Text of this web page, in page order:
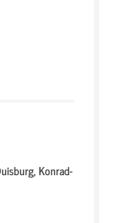
Konrad-